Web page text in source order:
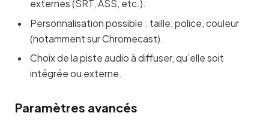
externes (SRT, ASS, etc.).
Personnalisation possible : taille, police, couleur
(notamment sur Chromecast).
Choix de la piste audio à diffuser, qu’elle soit
intégrée ou externe.
Paramètres avancés